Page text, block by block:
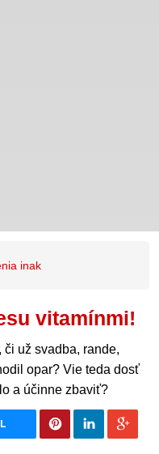
inak
vitamínmi!
už svadba, rande,
opar? Vie teda dosť
a účinne zbaviť?